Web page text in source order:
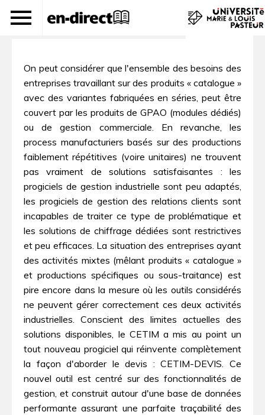
La solution CETIM-DEVIS
On peut considérer que l'ensemble des besoins des
entreprises travaillant sur des produits « catalogue »
avec des variantes fabriquées en séries, peut être
couvert par les produits de GPAO (modules dédiés)
ou de gestion commerciale. En revanche, les
process manufacturiers basés sur des productions
faiblement répétitives (voire unitaires) ne trouvent
pas vraiment de solutions satisfaisantes : les
progiciels de gestion industrielle sont peu adaptés,
les progiciels de gestion des relations clients sont
incapables de traiter ce type de problématique et
les solutions de chiffrage dédiées sont restrictives
et peu efficaces. La situation des entreprises ayant
des activités mixtes (mêlant produits « catalogue »
et productions spécifiques ou sous-traitance) est
pire encore dans la mesure où les outils considérés
ne peuvent gérer correctement ces deux activités
industrielles. Conscient des limites actuelles des
solutions disponibles, le CETIM a mis au point un
tout nouveau progiciel qui réinvente complètement
la façon d'aborder le devis : CETIM-DEVIS. Ce
nouvel outil est centré sur des fonctionnalités de
gestion, et construit autour d'une base de données
performante assurant une parfaite traçabilité des